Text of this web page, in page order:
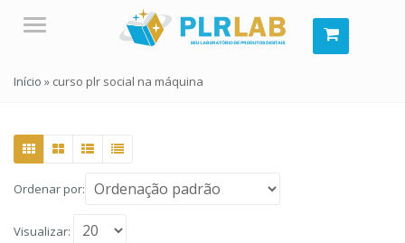
Menu
Início » curso plr social na máquina
Ordenar por:
Visualizar: